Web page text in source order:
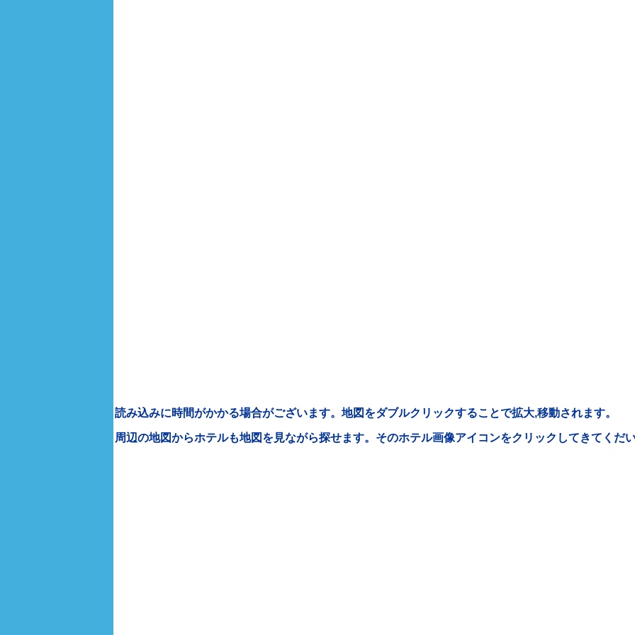
読み込みに時間がかかる場合がございます。地図をダブルクリックすることで拡大,移動されます。
周辺の地図からホテルも地図を見ながら探せます。そのホテル画像アイコンをクリックしてきてくだ